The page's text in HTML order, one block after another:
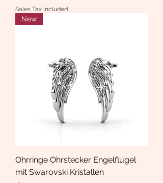
Sales Tax Included
New
Ohrringe Ohrstecker Engelflügel
mit Swarovski Kristallen